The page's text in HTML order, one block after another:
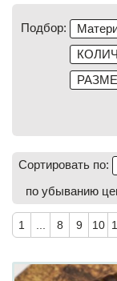
Подбор:
Сортировать по:
по убыванию
1 ... 8 9 10